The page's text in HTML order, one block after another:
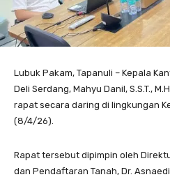
Lubuk Pakam, Tapanuli – Kepala
Deli Serdang, Mahyu Danil, S.S.T.,
rapat secara daring di lingkungan
(8/4/26).
Rapat tersebut dipimpin oleh
dan Pendaftaran Tanah, Dr.